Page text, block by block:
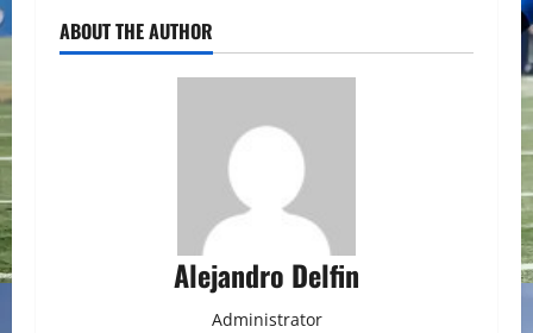
ABOUT THE AUTHOR
Alejandro Delfin
Administrator